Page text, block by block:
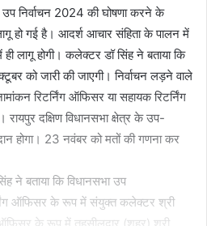
उप निर्वाचन 2024 की घोषणा करने के
हो गई है। आदर्श आचार संहिता के पालन में
ही लागू होगी। कलेक्टर डॉ सिंह ने बताया कि
को जारी की जाएगी। निर्वाचन लड़ने वाले
रिटर्निंग ऑफिसर या सहायक रिटर्निंग
दक्षिण विधानसभा क्षेत्र के उप-
होगा। 23 नवंबर को मतों की गणना कर
ने बताया कि विधानसभा उप
ऑफिसर के रूप में संयुक्त कलेक्टर श्री
ऑफिसर के रूप में तहसीलदार (शहर) श्री